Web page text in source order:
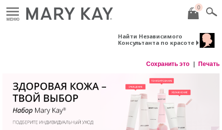
МЕНЮ
0
Найти Независимого
Консультанта по красоте
Сохранить это Печать